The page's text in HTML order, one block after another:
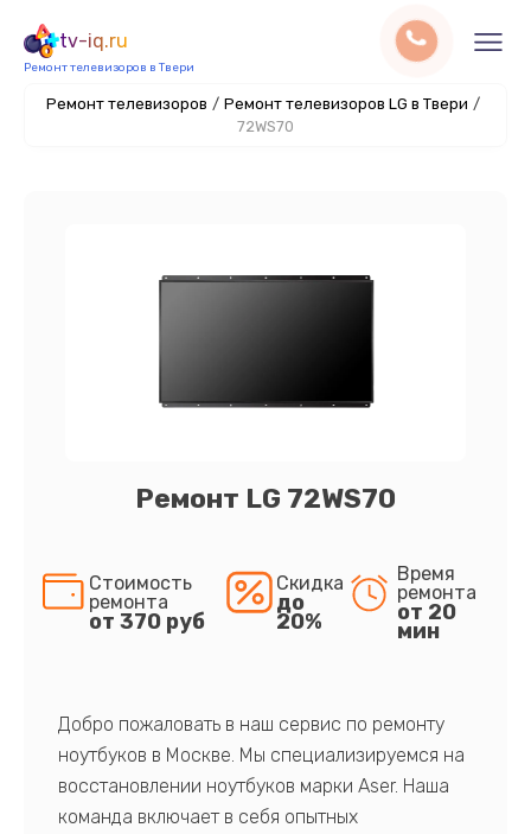
tv-iq.ru
Ремонт телевизоров в Твери
Ремонт телевизоров / Ремонт телевизоров LG в Твери /
72WS70
Ремонт LG 72WS70
Стоимость
ремонта
от 370 руб
Скидка
до
20%
Время
ремонта
от 20
мин
Добро пожаловать в наш сервис по ремонту
ноутбуков в Москве. Мы специализируемся на
восстановлении ноутбуков марки Aser. Наша
команда включает в себя опытных